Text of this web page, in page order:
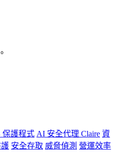
保護程式 AI 安全代理 Claire 資
安全存取 威脅偵測 營運效率